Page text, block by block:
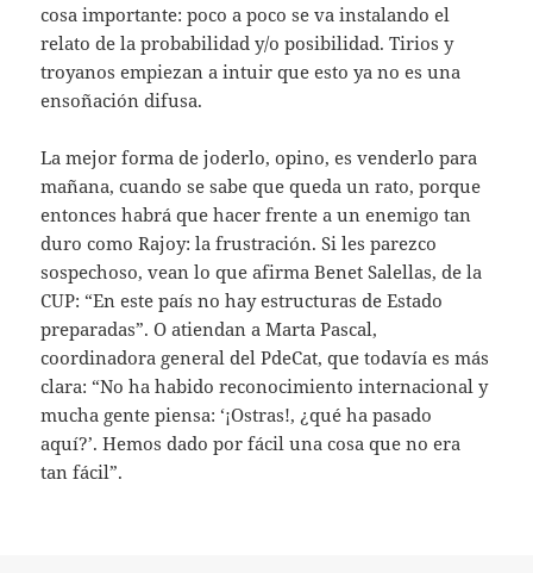
cosa importante: poco a poco se va instalando el
relato de la probabilidad y/o posibilidad. Tirios y
troyanos empiezan a intuir que esto ya no es una
ensoñación difusa.
La mejor forma de joderlo, opino, es venderlo para
mañana, cuando se sabe que queda un rato, porque
entonces habrá que hacer frente a un enemigo tan
duro como Rajoy: la frustración. Si les parezco
sospechoso, vean lo que afirma Benet Salellas, de la
CUP: “En este país no hay estructuras de Estado
preparadas”. O atiendan a Marta Pascal,
coordinadora general del PdeCat, que todavía es más
clara: “No ha habido reconocimiento internacional y
mucha gente piensa: ‘¡Ostras!, ¿qué ha pasado
aquí?’. Hemos dado por fácil una cosa que no era
tan fácil”.